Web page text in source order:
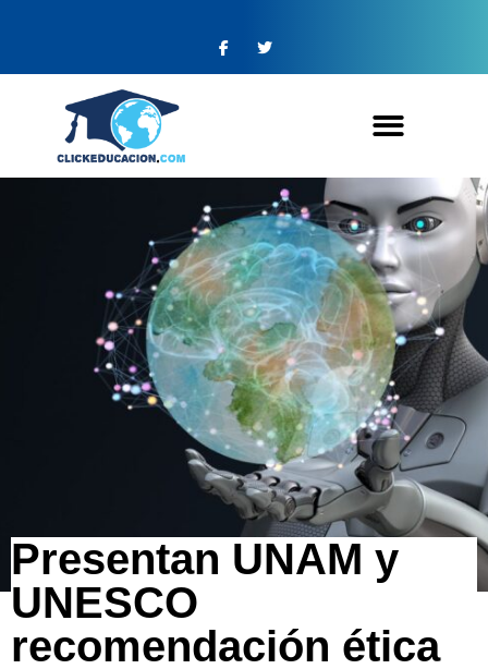
Presentan UNAM y
UNESCO
recomendación ética